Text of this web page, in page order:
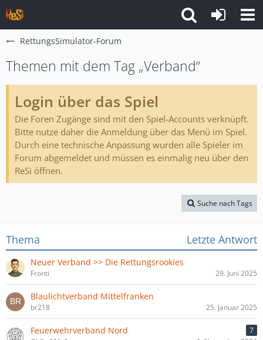
RettungsSimulator-Forum
Themen mit dem Tag „Verband“
Login über das Spiel
Die Foren Zugänge sind mit den Spiel-Accounts verknüpft.
Bitte nutze daher die Anmeldung über das Menü im Spiel.
Durch eine technische Anpassung wurden alle Spieler im
Forum abgemeldet und müssen es einmalig neu über den
ReSi öffnen.
Suche nach Tags
Thema Letzte Antwort
Neuer Verband >> Die Rettungsrookies
Fronti 29. Juni 2025
Blaulichtverband Mittelfranken
br218 25. Januar 2025
Feuerwehrverband Nord
7